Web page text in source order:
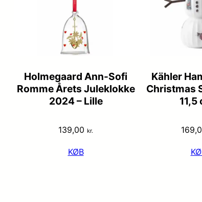
Holmegaard Ann-Sofi
Romme Årets Juleklokke
2024 – Lille
139,00 kr.
KØB
Kähler
Christmas
11,5